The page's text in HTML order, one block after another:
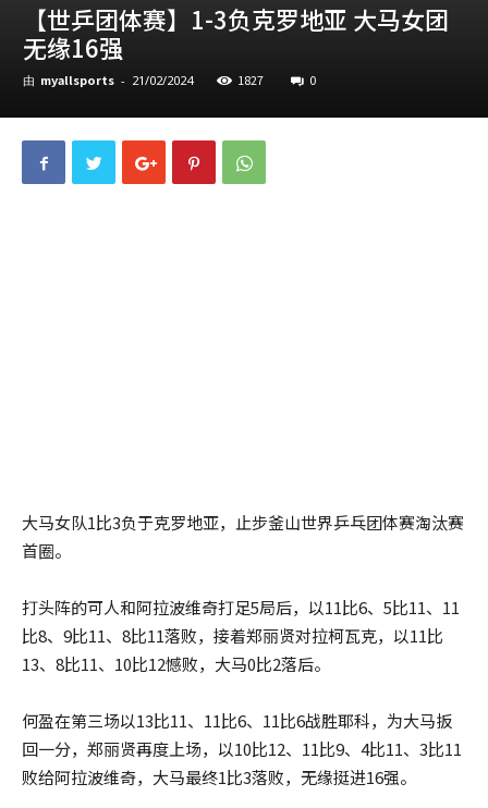
【世乒团体赛】1-3负克罗地亚 大马女团
无缘16强
由 myallsports - 21/02/2024 1827 0
大马女队1比3负于克罗地亚，止步釜山世界乒乓团体赛淘汰赛
首圈。
打头阵的可人和阿拉波维奇打足5局后，以11比6、5比11、11
比8、9比11、8比11落败，接着郑丽贤对拉柯瓦克，以11比
13、8比11、10比12憾败，大马0比2落后。
何盈在第三场以13比11、11比6、11比6战胜耶科，为大马扳
回一分，郑丽贤再度上场，以10比12、11比9、4比11、3比11
败给阿拉波维奇，大马最终1比3落败，无缘挺进16强。